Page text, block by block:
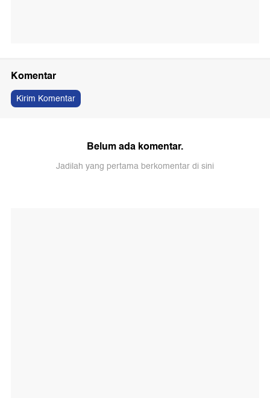
Komentar
Kirim Komentar
Belum ada komentar.
Jadilah yang pertama berkomentar di sini